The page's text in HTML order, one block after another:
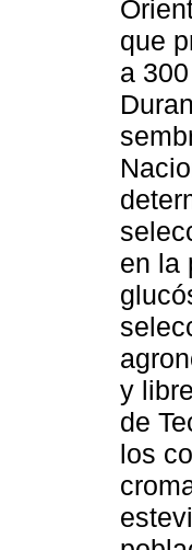
que
a
en la
y
de
los